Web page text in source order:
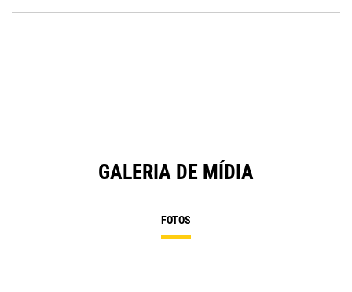
GALERIA DE MÍDIA
FOTOS